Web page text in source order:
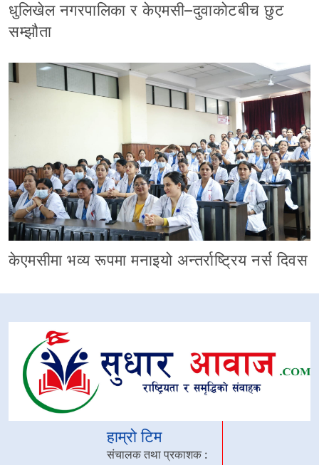
धुलिखेल नगरपालिका र केएमसी–दुवाकोटबीच छुट
सम्झौता
केएमसीमा भव्य रूपमा मनाइयो अन्तर्राष्ट्रिय नर्स दिवस
हाम्रो टिम
संचालक तथा प्रकाशक :